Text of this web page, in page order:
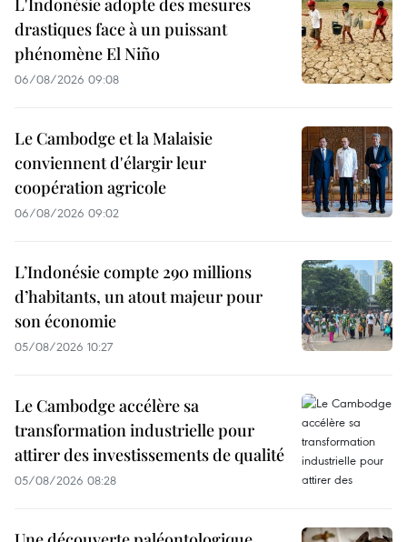
L'Indonésie adopte des mesures
drastiques face à un puissant
phénomène El Niño
06/08/2026 09:08
Le Cambodge et la Malaisie
conviennent d'élargir leur
coopération agricole
06/08/2026 09:02
L’Indonésie compte 290 millions
d’habitants, un atout majeur pour
son économie
05/08/2026 10:27
Le Cambodge accélère sa
transformation industrielle pour
attirer des investissements de qualité
05/08/2026 08:28